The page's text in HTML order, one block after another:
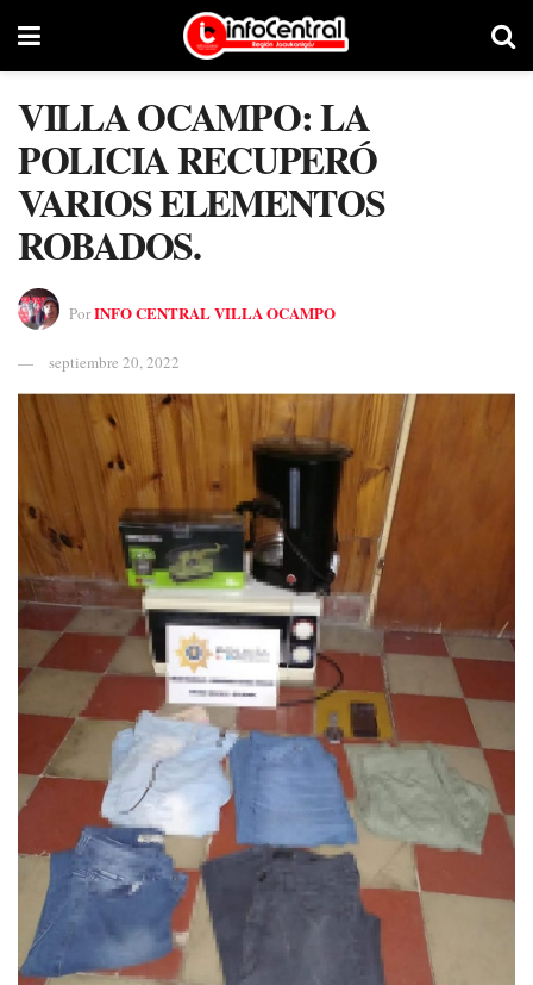
VILLA OCAMPO: LA
POLICIA RECUPERÓ
VARIOS ELEMENTOS
ROBADOS.
PorINFO CENTRAL VILLA OCAMPO
septiembre 20, 2022